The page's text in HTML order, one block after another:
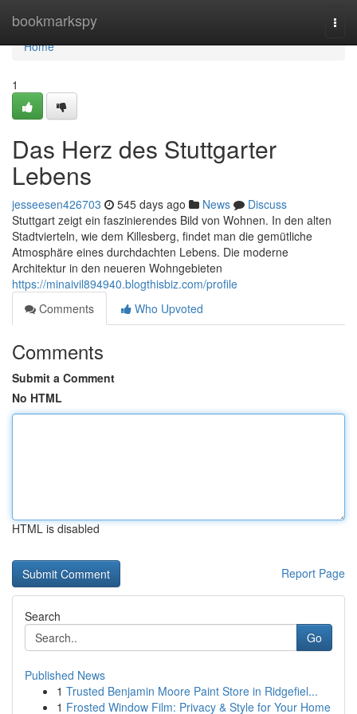
bookmarkspy
Home
Home
1
Das Herz des Stuttgarter
Lebens
jesseesen426703 545 days ago News
Discuss
Stuttgart zeigt ein faszinierendes Bild von Wohnen. In den alten
Stadtvierteln, wie dem Killesberg, findet man die gemütliche
Atmosphäre eines durchdachten Lebens. Die moderne
Architektur in den neueren Wohngebieten
https://minaivil894940.blogthisbiz.com/profile
Comments
Who Upvoted
Comments
Submit a Comment
No HTML
HTML is disabled
Report Page
Search
Go
Published News
1 Trusted Benjamin Moore Paint Store in Ridgefiel...
1 Frosted Window Film: Privacy & Style for Your Home